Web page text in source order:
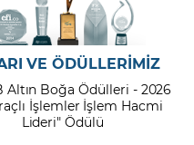
VE ÖDÜLLERİMİZ
Altın Boğa Ödülleri - 2026
İşlemler İşlem Hacmi
Lideri" Ödülü